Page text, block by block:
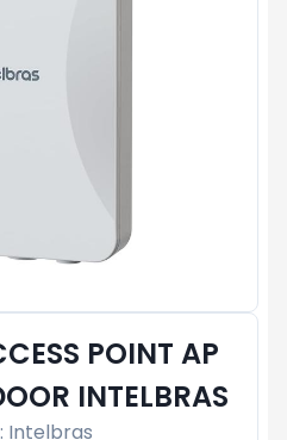
POINT AP
INTELBRAS
Intelbras